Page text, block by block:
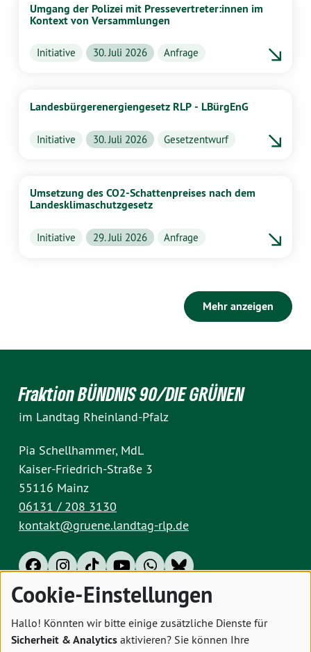
Umgang der Polizei mit Pressevertreter:innen im
Kontext von Versammlungen
Initiative 30. Juli 2026 Anfrage
Landesbürgerenergiengesetz RLP - LBürgEnG
Initiative 30. Juli 2026 Gesetzentwurf
Umsetzung des CO2-Schattenpreises nach dem
Landesklimaschutzgesetz
Initiative 29. Juli 2026 Anfrage
Mehr anzeigen
Fraktion BÜNDNIS 90/DIE GRÜNEN
im Landtag Rheinland-Pfalz
Pia Schellhammer, MdL
Kaiser-Friedrich-Straße 3
55116 Mainz
06131 / 208 3130
kontakt@gruene.landtag-rlp.de
Impressum Datenschutz Cookies
Cookie-Einstellungen
Hallo! Könnten wir bitte einige zusätzliche Dienste für
Sicherheit & Analytics aktivieren? Sie können Ihre